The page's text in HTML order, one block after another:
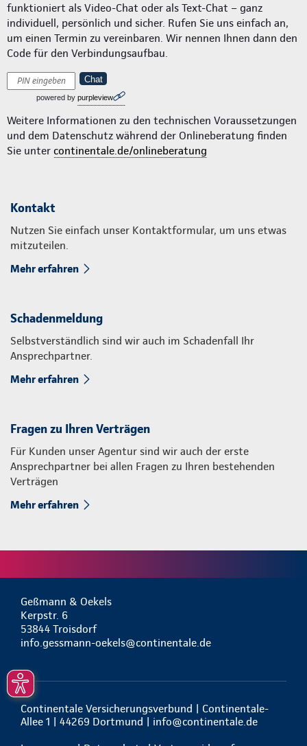
funktioniert als Video-Chat oder als Text-Chat – ganz
individuell, persönlich und sicher. Rufen Sie uns einfach an,
um einen Termin zu vereinbaren. Wir nennen Ihnen dann den
Code für den Verbindungsaufbau.
Chat
powered by purpleview
Weitere Informationen zu den technischen Voraussetzungen
und dem Datenschutz während der Onlineberatung finden
Sie unter continentale.de/onlineberatung
Kontakt
Nutzen Sie einfach unser Kontaktformular, um uns etwas
mitzuteilen.
Mehr erfahren
Schadenmeldung
Selbstverständlich sind wir auch im Schadenfall Ihr
Ansprechpartner.
Mehr erfahren
Fragen zu Ihren Verträgen
Für Kunden unser Agentur sind wir auch der erste
Ansprechpartner bei allen Fragen zu Ihren bestehenden
Verträgen
Mehr erfahren
Geßmann & Oekels
Kerpstr. 6
53844 Troisdorf
info.gessmann-oekels@continentale.de
Continentale Versicherungsverbund | Continentale-
Allee 1 | 44269 Dortmund | info@continentale.de